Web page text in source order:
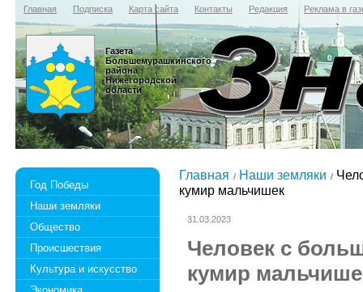
Главная Подписка Карта сайта Контакты Редакция Реклама в
Газета
Большемурашкинского
района
Нижегородской
области
Год Победы
Наши земляки
Общество
Происшествия
Культура и искусство
Главная Наши земляки
кумир мальчишек
31.03.2023
Человек с
кумир